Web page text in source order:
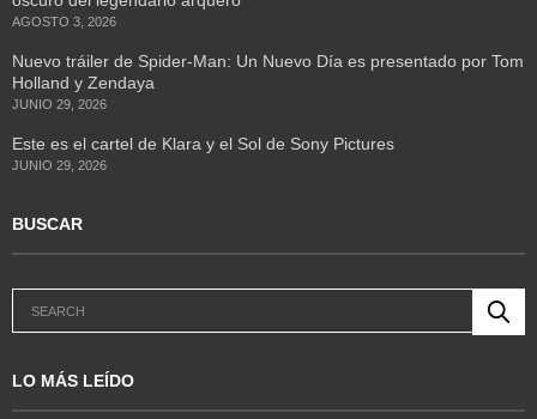
AGOSTO 3, 2026
Nuevo tráiler de Spider-Man: Un Nuevo Día es presentado por Tom
Holland y Zendaya
JUNIO 29, 2026
Este es el cartel de Klara y el Sol de Sony Pictures
JUNIO 29, 2026
BUSCAR
LO MÁS LEÍDO